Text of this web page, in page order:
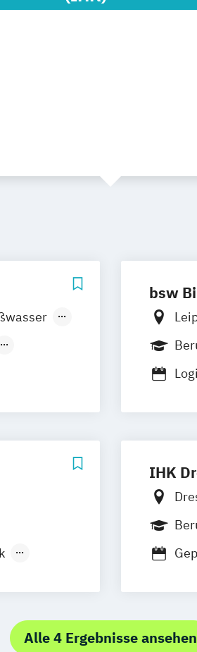
bsw
IHK
Alle 4 Ergebnisse ansehen